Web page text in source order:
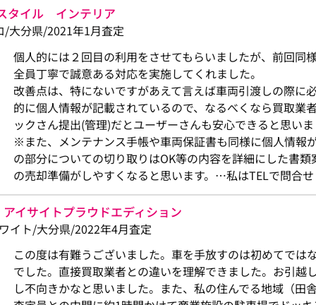
タイル インテリア
大分県/2021年1月査定
個人的には２回目の利用をさせてもらいましたが、前回同
全員丁寧で誠意ある対応を実施してくれました。
改善点は、特にないですがあえて言えば車両引渡しの際に
的に個人情報が記載されているので、なるべくなら買取業
ックさん提出(管理)だとユーザーさんも安心できると思い
※また、メンテナンス手帳や車両保証書も同様に個人情報
の部分についての切り取りはOK等の内容を詳細にした書
の売却準備がしやすくなると思います。…私はTELで問合
イサイトプラウドエディション
イト/大分県/2022年4月査定
この度は有難うございました。車を手放すのは初めてでは
でした。直接買取業者との違いを理解できました。お引越
し不向きかなと思いました。また、私の住んでる地域（田